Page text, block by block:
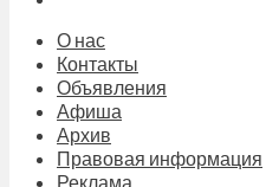
О нас
Контакты
Объявления
Афиша
Архив
Правовая информация
Реклама